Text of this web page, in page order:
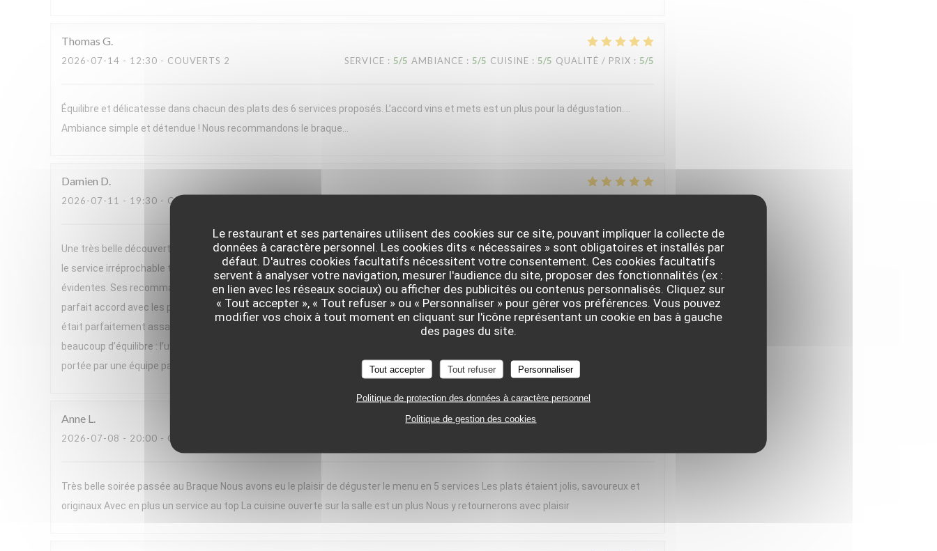
Le restaurant et ses partenaires utilisent des cookies sur ce site, pouvant impliquer la collecte de
données à caractère personnel. Les cookies dits « nécessaires » sont obligatoires et installés par
défaut. D'autres cookies facultatifs nécessitent votre consentement. Ces cookies facultatifs
servent à analyser votre navigation, mesurer l'audience du site, proposer des fonctionnalités (ex :
en lien avec les réseaux sociaux) ou afficher des publicités ou contenus personnalisés. Cliquez sur
« Tout accepter », « Tout refuser » ou « Personnaliser » pour gérer vos préférences. Vous pouvez
modifier vos choix à tout moment en cliquant sur l'icône représentant un cookie en bas à gauche
des pages du site.
Tout accepter Tout refuser Personnaliser
Politique de protection des données à caractère personnel
Politique de gestion des cookies
Thomas G
2026-07-14 - 12:30 - COUVERTS 2 SERVICE : 5/5 AMBIANCE : 5/5 CUISINE : 5/5 QUALITÉ / PRIX : 5/5
Équilibre et délicatesse dans chacun des plats des 6 services proposés. L’accord vins et mets est un plus pour la dégustation….
Ambiance simple et détendue ! Nous recommandons le braque…
Damien D
2026-07-11 - 19:30 - COUVERTS 2
Une très belle découverte ! Nous avons passé un excellent moment chez « Le Braque » ce samedi soir. L’accueil a été chaleureux et
le service irréprochable tout au long du repas. Un grand bravo à notre serveuse, dont les connaissances en sommellerie étaient
évidentes. Ses recommandations de vins, parfois issues de domaines plus confidentiels, étaient toujours justes, originales et en
parfait accord avec les plats. Le menu, très végétal et herbacé, apportait une belle fraîcheur, idéale pour la saison. Chaque assiette
était parfaitement assaisonnée, pleine de saveurs et servie en portions généreuses. Les desserts concluaient le repas avec
beaucoup d’équilibre : l’un très frais, l’autre plus réconfortant, tout en restant léger. Une cuisine précise, créative et généreuse,
portée par une équipe passionnée. Nous avons adoré cette expérience et reviendrons avec grand plaisir !
Anne L
2026-07-08 - 20:00 - COUVERTS 2
Très belle soirée passée au Braque Nous avons eu le plaisir de déguster le menu en 5 services Les plats étaient jolis, savoureux et
originaux Avec en plus un service au top La cuisine ouverte sur la salle est un plus Nous y retournerons avec plaisir